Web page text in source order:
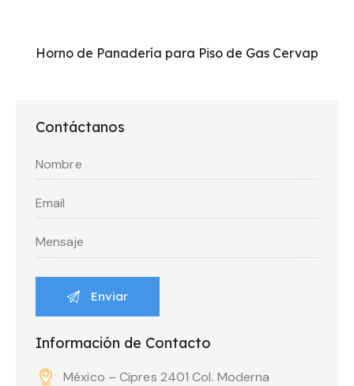
Horno de Panadería para Piso de Gas Cervap
Contáctanos
Información de Contacto
México – Cipres 2401 Col. Moderna